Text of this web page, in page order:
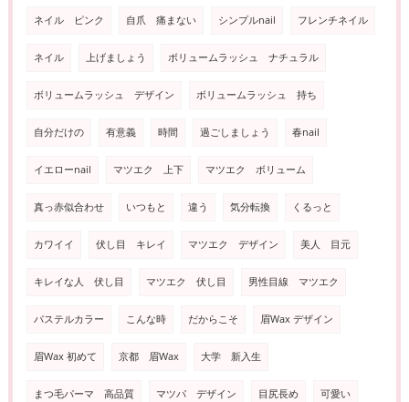
ネイル ピンク 自爪 痛まない シンプルnail フレンチネイル
ネイル 上げましょう ボリュームラッシュ ナチュラル
ボリュームラッシュ デザイン ボリュームラッシュ 持ち
自分だけの 有意義 時間 過ごしましょう 春nail
イエローnail マツエク 上下 マツエク ボリューム
真っ赤似合わせ いつもと 違う 気分転換 くるっと
カワイイ 伏し目 キレイ マツエク デザイン 美人 目元
キレイな人 伏し目 マツエク 伏し目 男性目線 マツエク
パステルカラー こんな時 だからこそ 眉Wax デザイン
眉Wax 初めて 京都 眉Wax 大学 新入生
まつ毛パーマ 高品質 マツパ デザイン 目尻長め 可愛い